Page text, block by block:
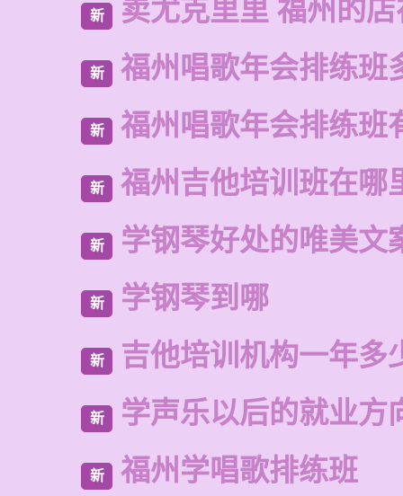
新 卖尤克里里 福州的
新 福州唱歌年会排练班
新 福州唱歌年会排练班
新 福州吉他培训班在哪
新 学钢琴好处的唯美文
新 学钢琴到哪
新 吉他培训机构一年多
新 学声乐以后的就业方
新 福州学唱歌排练班